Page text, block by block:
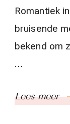
Romantiek
bruisende
bekend om
…
Lees meer